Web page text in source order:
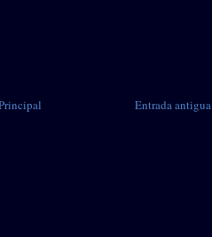
Entrada antigua